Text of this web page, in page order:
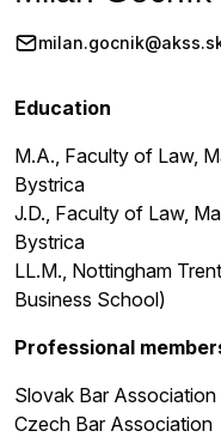
Education
M.A., Faculty of Law,
Bystrica
J.D., Faculty of Law,
Bystrica
LL.M., Nottingham
Business School)
Professional
Slovak Bar Association
Czech Bar Association